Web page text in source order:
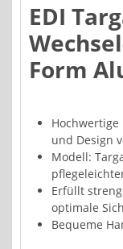
EDI
Form
und Design
Modell:
Erfüllt
optimale
Bequeme